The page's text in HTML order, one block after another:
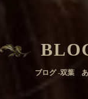
ブログ -双葉